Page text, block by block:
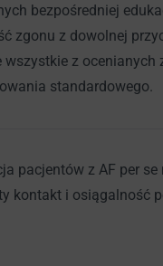
bezpośredniej
zgonu z dowolnej
wszystkie z ocenianych
standardowego.
pacjentów z AF per
kontakt i osiągalność